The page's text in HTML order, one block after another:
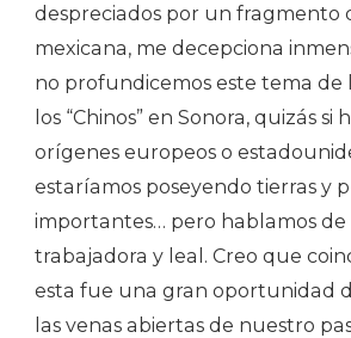
despreciados por un fragmento
mexicana, me decepciona
no profundicemos este tema de
los “Chinos” en Sonora, quizás si
orígenes europeos o
estaríamos poseyendo tierras y
importantes… pero hablamos
trabajadora y leal. Creo que
esta fue una gran oportunidad
las venas abiertas de nuestro